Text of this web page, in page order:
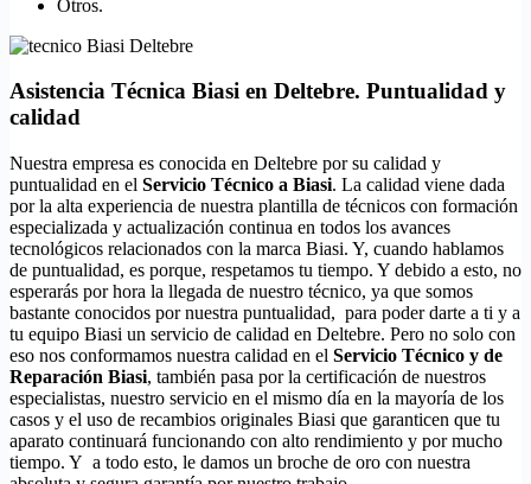
Otros.
Asistencia Técnica Biasi en Deltebre. Puntualidad y
calidad
Nuestra empresa es conocida en Deltebre por su calidad y
puntualidad en el Servicio Técnico a Biasi. La calidad viene dada
por la alta experiencia de nuestra plantilla de técnicos con formación
especializada y actualización continua en todos los avances
tecnológicos relacionados con la marca Biasi. Y, cuando hablamos
de puntualidad, es porque, respetamos tu tiempo. Y debido a esto, no
esperarás por hora la llegada de nuestro técnico, ya que somos
bastante conocidos por nuestra puntualidad, para poder darte a ti y a
tu equipo Biasi un servicio de calidad en Deltebre. Pero no solo con
eso nos conformamos nuestra calidad en el Servicio Técnico y de
Reparación Biasi, también pasa por la certificación de nuestros
especialistas, nuestro servicio en el mismo día en la mayoría de los
casos y el uso de recambios originales Biasi que garanticen que tu
aparato continuará funcionando con alto rendimiento y por mucho
tiempo. Y a todo esto, le damos un broche de oro con nuestra